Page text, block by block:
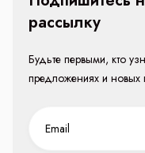
рассылку
Будьте первыми, кто
предложениях и новых